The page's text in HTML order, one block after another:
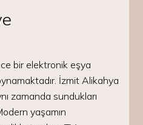
bir elektronik eşya
İzmit Alikahya
zamanda sundukları
yaşamın